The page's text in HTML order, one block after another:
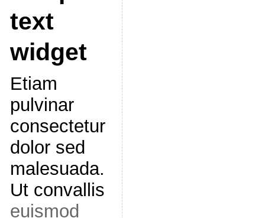
text
widget
Etiam
pulvinar
consectetur
dolor sed
malesuada.
Ut convallis
euismod